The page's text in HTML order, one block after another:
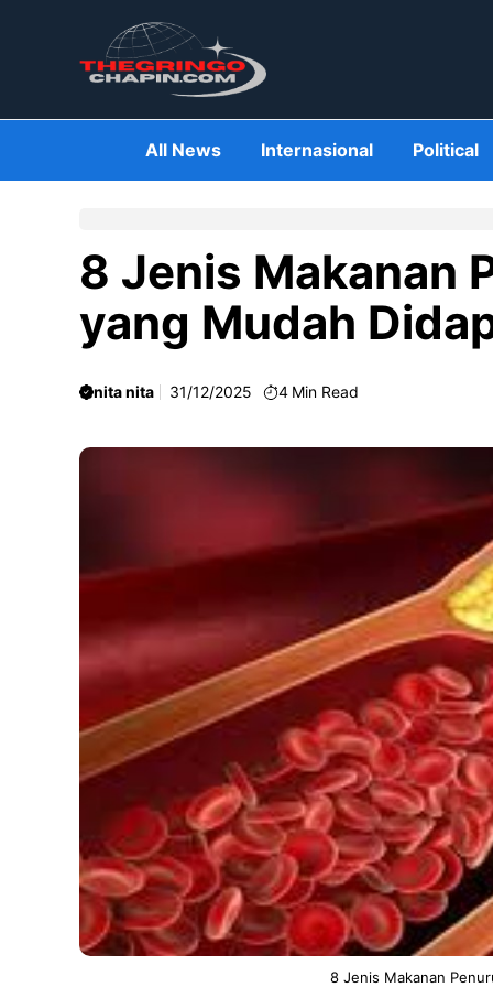
All News Internasional Political
8 Jenis Makanan
yang Mudah
nita nita 31/12/2025 4 Min Read
8 Jenis Makanan